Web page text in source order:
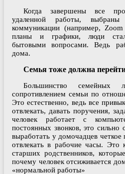
Когда завершены все
удаленной работы, выбраны
коммуникации (например,
планы и графики, люди
бытовыми вопросами. Ведь
дома.
Семья тоже должна
Большинство семейных
сопротивлением семьи по
Это естественно, ведь все
отвлекать, давать поручения,
человек работает с
постоянных звонков, это сильно
выработать у домочадцев четкое
отвлекать в рабочие часы. Это
старших родственников,
почему человек отсиживается
«нормальной работы»